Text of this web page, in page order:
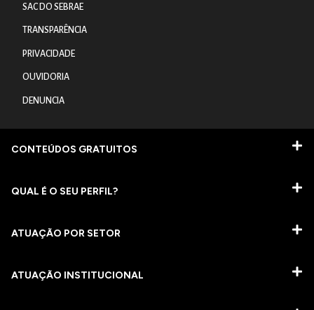
SAC DO SEBRAE
TRANSPARÊNCIA
PRIVACIDADE
OUVIDORIA
DENUNCIA
CONTEÚDOS GRATUITOS
QUAL É O SEU PERFIL?
ATUAÇÃO POR SETOR
ATUAÇÃO INSTITUCIONAL